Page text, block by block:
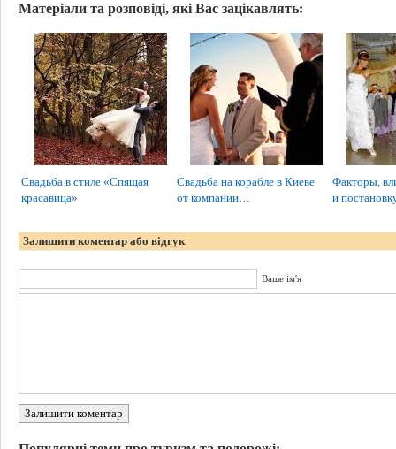
Матеріали та розповіді, які Вас зацікавлять:
Свадьба в стиле «Спящая
красавица»
Свадьба на корабле в Киеве
от компании…
Факторы,
и
Залишити коментар або відгук
Ваше ім'я
Залишити коментар